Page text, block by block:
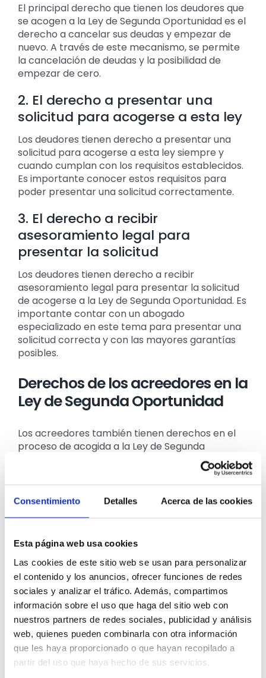
Consentimiento Detalles Acerca de las cookies
Esta página web usa cookies
Las cookies de este sitio web se usan para personalizar
el contenido y los anuncios, ofrecer funciones de redes
sociales y analizar el tráfico. Además, compartimos
información sobre el uso que haga del sitio web con
nuestros partners de redes sociales, publicidad y análisis
web, quienes pueden combinarla con otra información
que les haya proporcionado o que hayan recopilado a
partir del uso que haya hecho de sus servicios.
El principal derecho que tienen los deudores que
se acogen a la Ley de Segunda Oportunidad es el
derecho a cancelar sus deudas y empezar de
nuevo. A través de este mecanismo, se permite
la cancelación de deudas y la posibilidad de
empezar de cero.
2. El derecho a presentar una
solicitud para acogerse a esta ley
Los deudores tienen derecho a presentar una
solicitud para acogerse a esta ley siempre y
cuando cumplan con los requisitos establecidos.
Es importante conocer estos requisitos para
poder presentar una solicitud correctamente.
3. El derecho a recibir
asesoramiento legal para
presentar la solicitud
Los deudores tienen derecho a recibir
asesoramiento legal para presentar la solicitud
de acogerse a la Ley de Segunda Oportunidad. Es
importante contar con un abogado
especializado en este tema para presentar una
solicitud correcta y con las mayores garantías
posibles.
Derechos de los acreedores en la
Ley de Segunda Oportunidad
Los acreedores también tienen derechos en el
proceso de acogida a la Ley de Segunda
Oportunidad. Es importante conocer estos
derechos para poder tomar decisiones
informadas y llegar a un acuerdo que beneficie a
todas las partes involucradas.
detallada sobre la situación
económica del deudor
Los acreedores tienen derecho a recibir
información detallada sobre la situación
económica del deudor para poder tomar una
decisión informada sobre si aceptar o no el
acuerdo. Es importante que el deudor
proporcione toda la información necesaria para
que los acreedores puedan tomar una decisión